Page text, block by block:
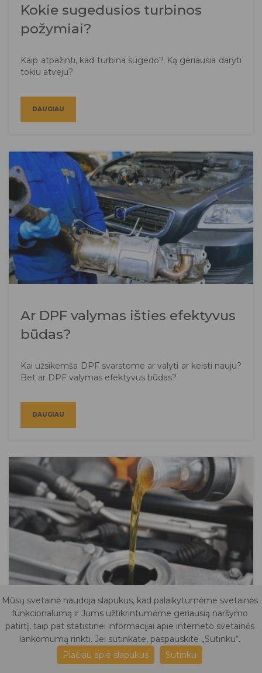
Kokie sugedusios turbinos
požymiai?
Kaip atpažinti, kad turbina sugedo? Ką geriausia daryti
tokiu atveju?
DAUGIAU
Ar DPF valymas išties efektyvus
būdas?
Kai užsikemša DPF svarstome ar valyti ar keisti nauju?
Bet ar DPF valymas efektyvus būdas?
DAUGIAU
Automobilio alyva ir jos svarba
Tikrai nevisi žinome kokį svarbų vadimenį vaidina
tepalas automobilio variklyje
Mūsų svetainė naudoja slapukus, kad palaikytumėme svetainės
funkcionalumą ir Jums užtikrintumėme geriausią naršymo
patirtį, taip pat statistinei informacijai apie interneto svetainės
lankomumą rinkti. Jei sutinkate, paspauskite „Sutinku“.
Plačiau apie slapukus
Sutinku